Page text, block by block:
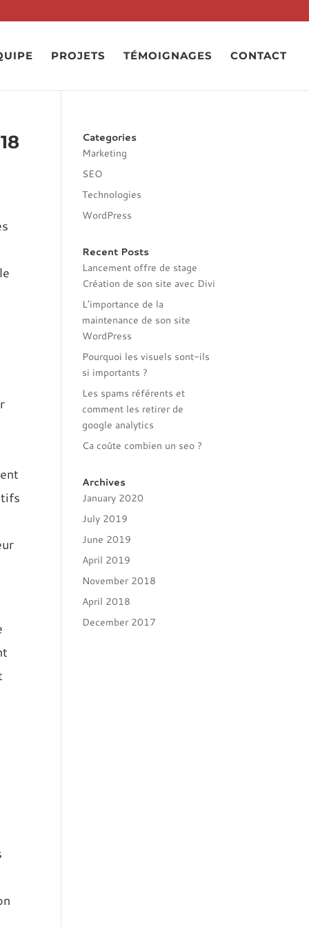
PROJETS TÉMOIGNAGES CONTACT
Categories
Marketing
SEO
Technologies
WordPress
Recent Posts
Lancement offre de stage
Création de son site avec Divi
L’importance de la
maintenance de son site
WordPress
Pourquoi les visuels sont-ils
si importants ?
Les spams référents et
comment les retirer de
google analytics
Ca coûte combien un seo ?
Archives
January 2020
July 2019
June 2019
April 2019
November 2018
April 2018
December 2017